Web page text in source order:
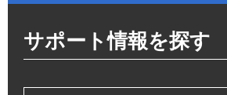
サポート情報を探す